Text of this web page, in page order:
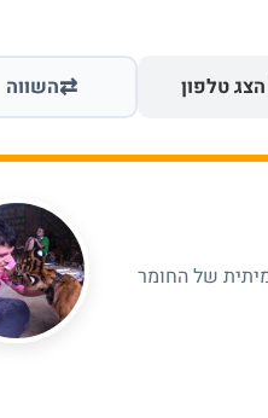
הצג טלפון ⇄השווה